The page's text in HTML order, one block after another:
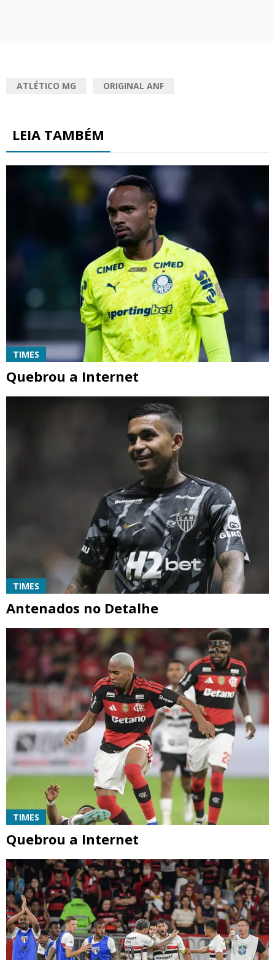
ATLÉTICO MG ORIGINAL ANF
LEIA TAMBÉM
TIMES
Quebrou a Internet
TIMES
Antenados no Detalhe
TIMES
Quebrou a Internet